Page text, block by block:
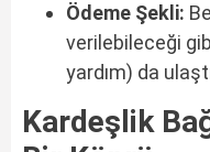
Ödeme Şekli:
verilebileceği
yardım) da
Kardeşlik